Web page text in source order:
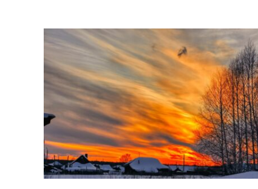
Sibéria, no Círculo Polar Ártico, tem
calor recorde
Ásia Notícias Rússia Sibéria